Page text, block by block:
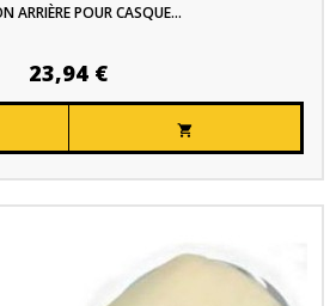
ARRIÈRE POUR CASQUE...
23,94 €
